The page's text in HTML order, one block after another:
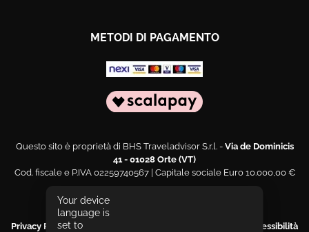
METODI DI PAGAMENTO
Questo sito è proprietà di BHS Traveladvisor S.r.l. - Via de Dominicis
41 - 01028 Orte (VT)
Cod. fiscale e P.IVA 02259740567 | Capitale sociale Euro 10.000,00 €
Web engineering and design by
Privacy Policy|Cookies Policy Segnala un problema di accessibilità
Your device
language is
set to